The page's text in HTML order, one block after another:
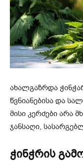
ახალგაზრდა
წვნიანებისა და
მისი კერძები არა
ჯანსაღი,
ჭინჭრის